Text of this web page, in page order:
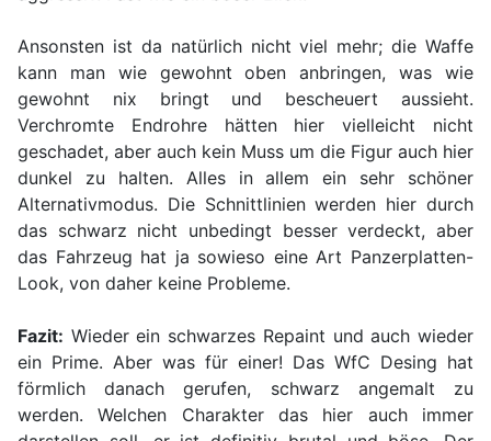
Ansonsten ist da natürlich nicht viel mehr; die Waffe
kann man wie gewohnt oben anbringen, was wie
gewohnt nix bringt und bescheuert aussieht.
Verchromte Endrohre hätten hier vielleicht nicht
geschadet, aber auch kein Muss um die Figur auch hier
dunkel zu halten. Alles in allem ein sehr schöner
Alternativmodus. Die Schnittlinien werden hier durch
das schwarz nicht unbedingt besser verdeckt, aber
das Fahrzeug hat ja sowieso eine Art Panzerplatten-
Look, von daher keine Probleme.
Fazit: Wieder ein schwarzes Repaint und auch wieder
ein Prime. Aber was für einer! Das WfC Desing hat
förmlich danach gerufen, schwarz angemalt zu
werden. Welchen Charakter das hier auch immer